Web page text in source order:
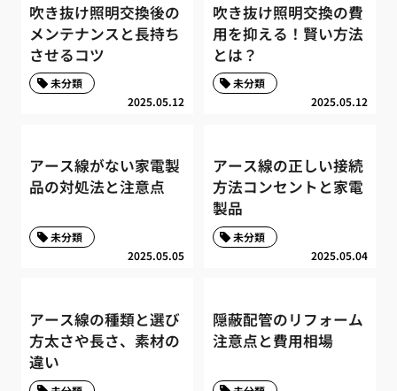
吹き抜け照明交換後の
メンテナンスと長持ち
させるコツ
2025.05.12
未分類
吹き抜け照明交換の費
用を抑える！賢い方法
とは？
2025.05.12
未分類
アース線がない家電製
品の対処法と注意点
2025.05.05
未分類
アース線の正しい接続
方法コンセントと家電
製品
2025.05.04
未分類
アース線の種類と選び
方太さや長さ、素材の
違い
隠蔽配管のリフォーム
注意点と費用相場